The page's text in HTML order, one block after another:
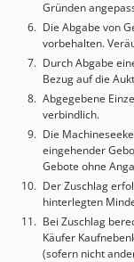
68 Operating
Gewicht: Länge
2.547 Gewicht kg:
50°/sec • Max
• Auflösung:
arc-sec •
Maximale
Auflösung: 0.001°
Gründen
Die Abgabe von
vorbehalten.
Durch Abgabe
Bezug auf die
Abgegebene
verbindlich.
Die
eingehender
Gebote ohne
Der Zuschlag
hinterlegten
Bei Zuschlag
Käufer
(sofern nicht